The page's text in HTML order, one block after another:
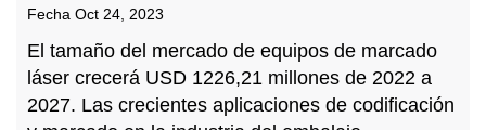
Fecha Oct 24, 2023
El tamaño del mercado de equipos de marcado
láser crecerá USD 1226,21 millones de 2022 a
2027. Las crecientes aplicaciones de codificación